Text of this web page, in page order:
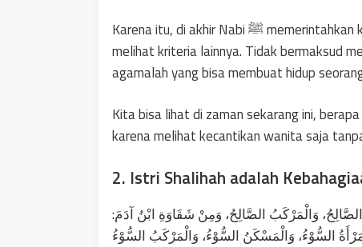
Karena itu, di akhir Nabi ﷺ memerintahkan kita untuk melihat agama seorang wanita sebelum
melihat kriteria lainnya. Tidak bermaksud
agamalah yang bisa membuat hidup
Kita bisa lihat di zaman sekarang ini,
karena melihat kecantikan wanita saja
2. Istri Shalihah adalah
وَالْمَرْكَبُ الصَّالِحُ، وَمِنْ شَقَاوَةِ ابْنُ آدَمَ: